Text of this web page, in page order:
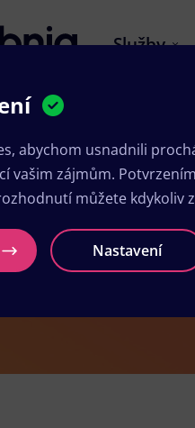
Služby
Bohumín
a
abychom usnadnili
vašim zájmům.
můžete kdykoliv
Nastavení